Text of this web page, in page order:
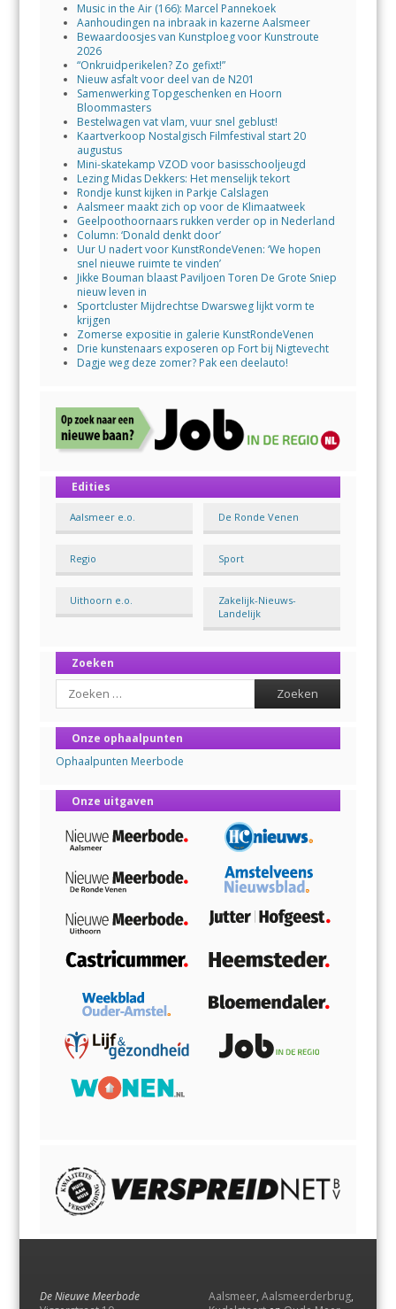
Music in the Air (166): Marcel Pannekoek
Aanhoudingen na inbraak in kazerne Aalsmeer
Bewaardoosjes van Kunstploeg voor Kunstroute
2026
“Onkruidperikelen? Zo gefixt!”
Nieuw asfalt voor deel van de N201
Samenwerking Topgeschenken en Hoorn
Bloommasters
Bestelwagen vat vlam, vuur snel geblust!
Kaartverkoop Nostalgisch Filmfestival start 20
augustus
Mini-skatekamp VZOD voor basisschooljeugd
Lezing Midas Dekkers: Het menselijk tekort
Rondje kunst kijken in Parkje Calslagen
Aalsmeer maakt zich op voor de Klimaatweek
Geelpoothoornaars rukken verder op in Nederland
Column: ‘Donald denkt door’
Uur U nadert voor KunstRondeVenen: ‘We hopen
snel nieuwe ruimte te vinden’
Jikke Bouman blaast Paviljoen Toren De Grote Sniep
nieuw leven in
Sportcluster Mijdrechtse Dwarsweg lijkt vorm te
krijgen
Zomerse expositie in galerie KunstRondeVenen
Drie kunstenaars exposeren op Fort bij Nigtevecht
Dagje weg deze zomer? Pak een deelauto!
Edities
Aalsmeer e.o. De Ronde Venen
Regio Sport
Uithoorn e.o.
Zakelijk-Nieuws-
Landelijk
Zoeken
Search
Onze ophaalpunten
Ophaalpunten Meerbode
Onze uitgaven
De Nieuwe Meerbode
Aalsmeer, Aalsmeerderbrug,